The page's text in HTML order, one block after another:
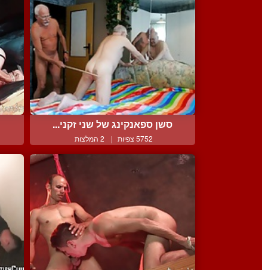
סשן ספאנקינג של שני זקני...
5752 צפיות | 2 המלצות